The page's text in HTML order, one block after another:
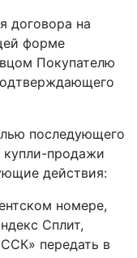
договора на
форме
Покупателю
последующего
купли-продажи
действия:
номере,
Сплит,
передать в